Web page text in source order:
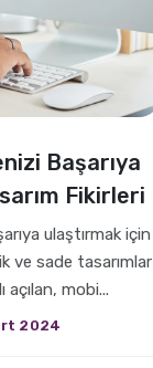
Başarıya
Fikirleri
ulaştırmak için
ve sade tasarımlar
açılan, mobi...
2024